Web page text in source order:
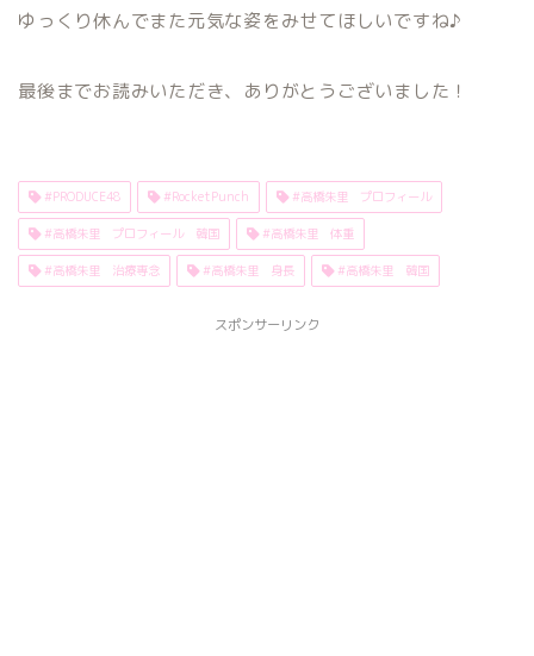
ゆっくり休んでまた元気な姿をみせてほしいですね♪
最後までお読みいただき、ありがとうございました！
#PRODUCE48 #RocketPunch #高橋朱里 プロフィール
#高橋朱里 プロフィール 韓国 #高橋朱里 体重
#高橋朱里 治療専念 #高橋朱里 身長 #高橋朱里 韓国
スポンサーリンク